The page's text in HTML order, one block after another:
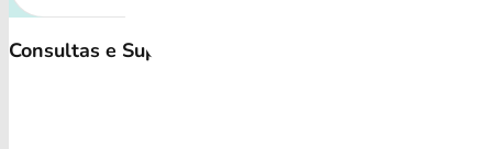
Consultas e Suporte Veterinário Irrestrito